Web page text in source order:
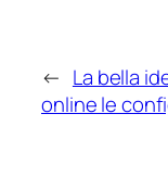
← La bella
online le